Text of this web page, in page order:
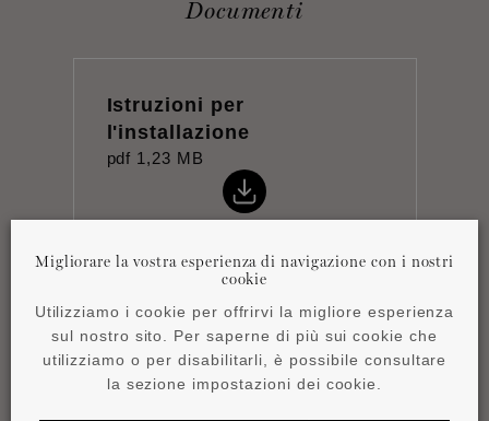
Documenti
Istruzioni per
l'installazione
pdf 1,23 MB
Scheda tecnica
Migliorare la vostra esperienza di navigazione con i nostri
cookie
Utilizziamo i cookie per offrirvi la migliore esperienza
sul nostro sito. Per saperne di più sui cookie che
utilizziamo o per disabilitarli, è possibile consultare
la sezione impostazioni dei cookie.